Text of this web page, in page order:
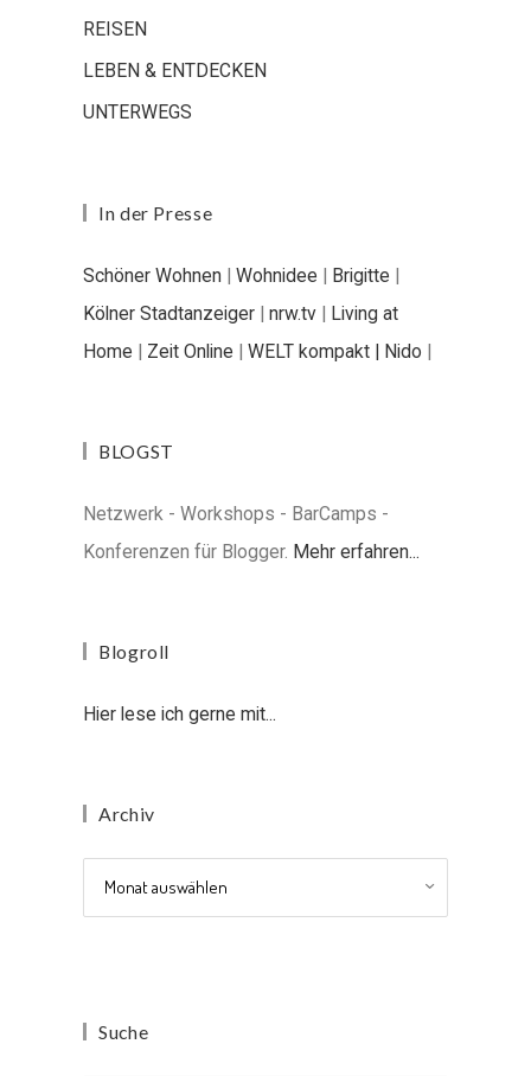
REISEN
LEBEN & ENTDECKEN
UNTERWEGS
In der Presse
Schöner Wohnen | Wohnidee | Brigitte |
Kölner Stadtanzeiger | nrw.tv | Living at
Home | Zeit Online | WELT kompakt | Nido |
BLOGST
Netzwerk - Workshops - BarCamps -
Konferenzen für Blogger. Mehr erfahren...
Blogroll
Hier lese ich gerne mit...
Archiv
Suche